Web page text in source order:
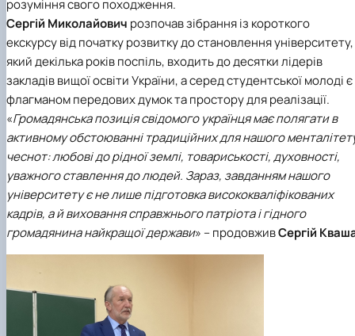
розуміння свого походження.
Сергій Миколайович розпочав зібрання із короткого
екскурсу від початку розвитку до становлення університету,
який декілька років поспіль, входить до десятки лідерів
закладів вищої освіти України, а серед студентської молоді є
флагманом передових думок та простору для реалізації.
«Громадянська позиція свідомого українця має полягати в
активному обстоюванні традиційних для нашого
чеснот: любові до рідної землі, товариськості, духовності,
уважного ставлення до людей. Зараз, завданням нашого
університету є не лише підготовка висококваліфікованих
кадрів, а й виховання справжнього патріота і гідного
громадянина найкращої держави» – продовживСергій